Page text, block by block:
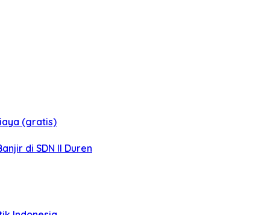
(gratis)
di SDN II Duren